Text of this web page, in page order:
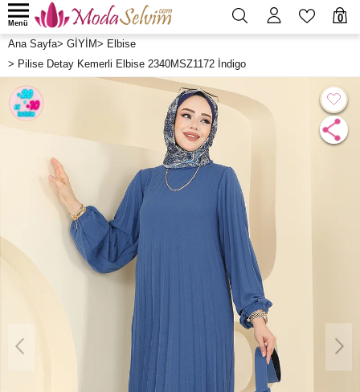
0
Menü
Ana Sayfa> GİYİM> Elbise
> Pilise Detay Kemerli Elbise 2340MSZ1172 İndigo